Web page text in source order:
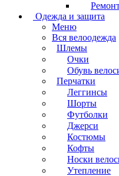
Одежда и защита
Меню
Вся велоодежда
Шлемы
Очки
Обувь
Перчатки
Леггинсы
Шорты
Футболки
Джерси
Костюмы
Кофты
Носки
Утепление